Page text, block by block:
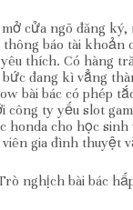
cửa ngõ đăng
báo tài khoản
thích. Có hàng
đang kì vẳng
bài bác có phép
công ty yếu slot
honda cho học
viên gia đình thuyệt
nghịch bài bác